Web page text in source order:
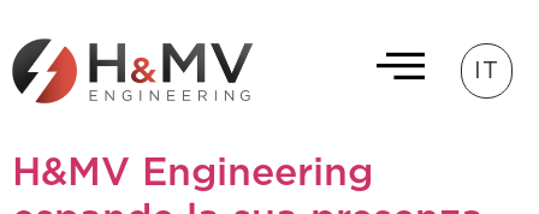
IT
H&MV Engineering